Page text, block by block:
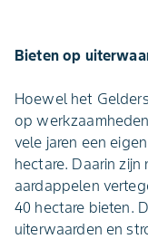
Bieten op
Hoewel het
op
vele jaren een
hectare. Daarin
aardappelen
40 hectare bieten.
uiterwaarden en